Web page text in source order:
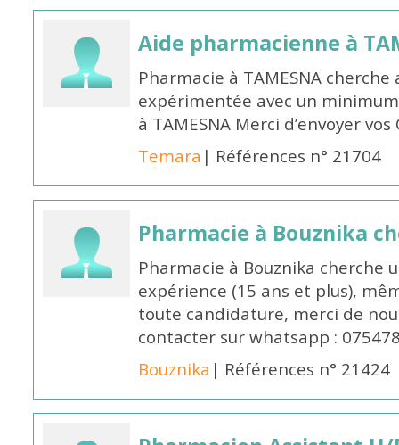
Aide pharmacienne à
Pharmacie à TAMESNA
expérimentée avec un
à TAMESNA Merci d’envoyer
Temara | Références n° 21704
Pharmacie à Bouznika
Pharmacie à Bouznika cherche
expérience (15 ans et plus),
toute candidature, merci de
contacter sur whatsapp :
Bouznika | Références n° 21424